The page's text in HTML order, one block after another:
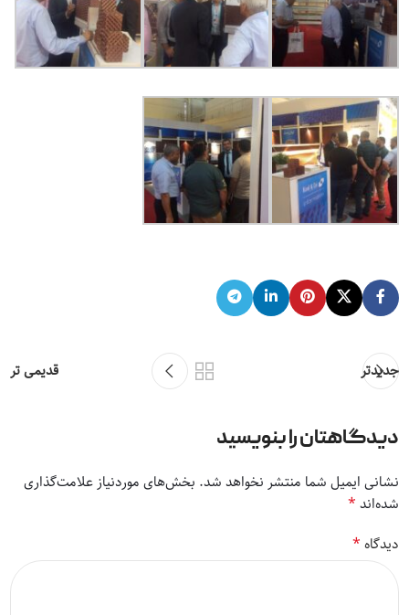
جدیدتر قدیمی تر
دیدگاهتان را بنویسید
نشانی ایمیل شما منتشر نخواهد شد. بخش‌های موردنیاز علامت‌گذاری
شده‌اند*
دیدگاه*